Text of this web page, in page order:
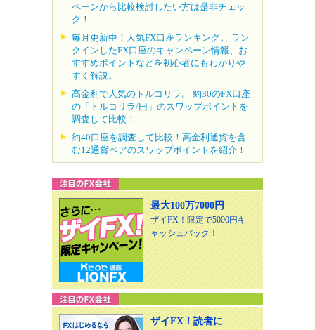
ペーンから比較検討したい方は是非チェッ
ク！
毎月更新中！人気FX口座ランキング。 ラン
クインしたFX口座のキャンペーン情報、お
すすめポイントなどを初心者にもわかりや
すく解説。
高金利で人気のトルコリラ。 約30のFX口座
の「トルコリラ/円」のスワップポイントを
調査して比較！
約40口座を調査して比較！高金利通貨を含
む12通貨ペアのスワップポイントを紹介！
最大100万7000円
ザイFX！限定で5000円キ
ャッシュバック！
ザイFX！読者に